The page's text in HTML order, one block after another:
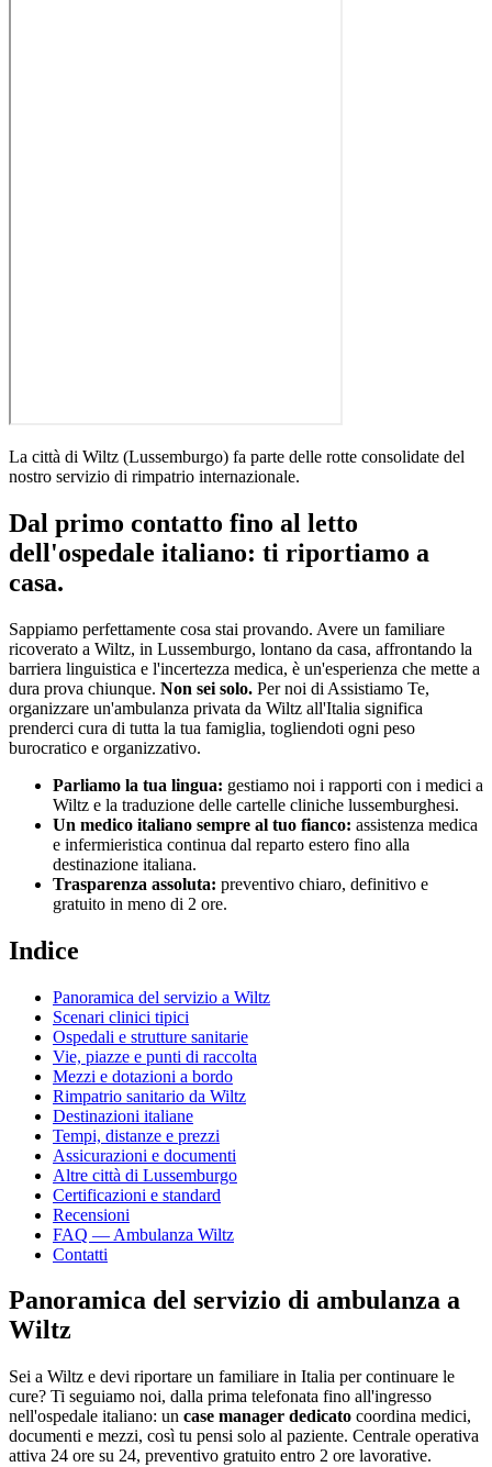
La città di Wiltz (Lussemburgo) fa parte delle rotte consolidate del
nostro servizio di rimpatrio internazionale.
Dal primo contatto fino al letto
dell'ospedale italiano: ti riportiamo a
casa.
Sappiamo perfettamente cosa stai provando. Avere un familiare
ricoverato a Wiltz, in Lussemburgo, lontano da casa, affrontando la
barriera linguistica e l'incertezza medica, è un'esperienza che mette a
dura prova chiunque. Non sei solo. Per noi di Assistiamo Te,
organizzare un'ambulanza privata da Wiltz all'Italia significa
prenderci cura di tutta la tua famiglia, togliendoti ogni peso
burocratico e organizzativo.
Parliamo la tua lingua: gestiamo noi i rapporti con i medici a
Wiltz e la traduzione delle cartelle cliniche lussemburghesi.
Un medico italiano sempre al tuo fianco: assistenza medica
e infermieristica continua dal reparto estero fino alla
destinazione italiana.
Trasparenza assoluta: preventivo chiaro, definitivo e
gratuito in meno di 2 ore.
Indice
Panoramica del servizio a Wiltz
Scenari clinici tipici
Ospedali e strutture sanitarie
Vie, piazze e punti di raccolta
Mezzi e dotazioni a bordo
Rimpatrio sanitario da Wiltz
Destinazioni italiane
Tempi, distanze e prezzi
Assicurazioni e documenti
Altre città di Lussemburgo
Certificazioni e standard
Recensioni
FAQ — Ambulanza Wiltz
Contatti
Panoramica del servizio di ambulanza a
Wiltz
Sei a Wiltz e devi riportare un familiare in Italia per continuare le
cure? Ti seguiamo noi, dalla prima telefonata fino all'ingresso
nell'ospedale italiano: un case manager dedicato coordina medici,
documenti e mezzi, così tu pensi solo al paziente. Centrale operativa
attiva 24 ore su 24, preventivo gratuito entro 2 ore lavorative.